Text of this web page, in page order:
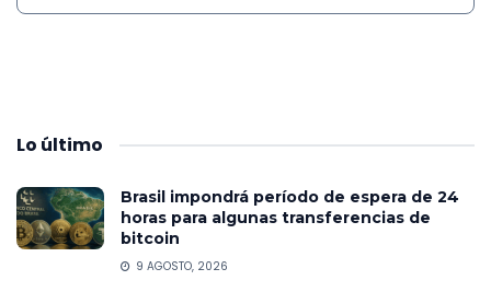
Lo último
Brasil impondrá período de espera de 24
horas para algunas transferencias de
bitcoin
9 AGOSTO, 2026